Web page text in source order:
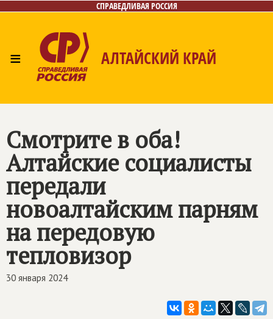
СПРАВЕДЛИВАЯ РОССИЯ
≡ АЛТАЙСКИЙ КРАЙ
Контакты
Смотрите в оба!
Алтайские социалисты
передали
новоалтайским парням
на передовую
тепловизор
30 января 2024